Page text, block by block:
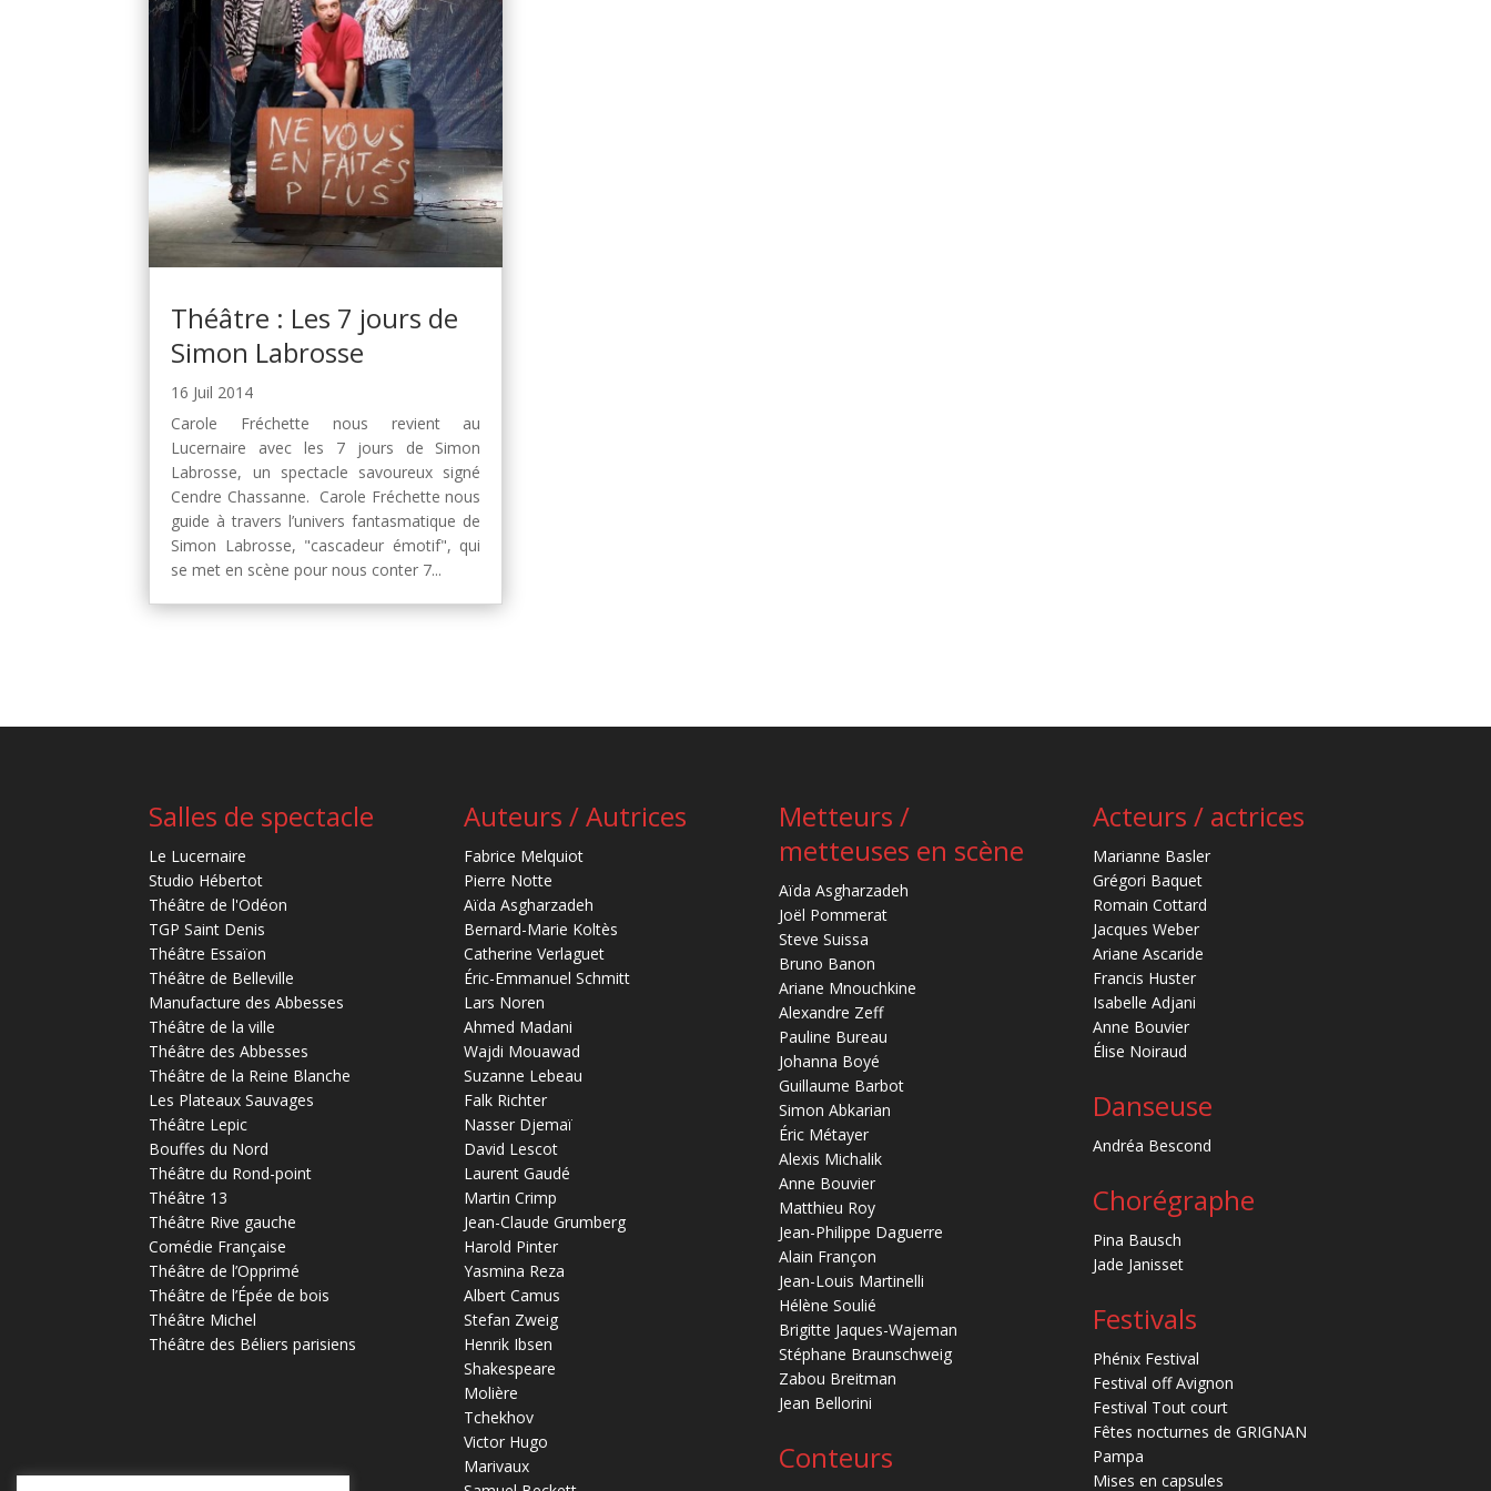
Théâtre : Les 7 jours de
Simon Labrosse
16 Juil 2014
Carole Fréchette nous revient au
Lucernaire avec les 7 jours de Simon
Labrosse, un spectacle savoureux signé
Cendre Chassanne. Carole Fréchette nous
guide à travers l’univers fantasmatique de
Simon Labrosse, "cascadeur émotif", qui
se met en scène pour nous conter 7...
Salles de spectacle
Le Lucernaire
Studio Hébertot
Théâtre de l'Odéon
TGP Saint Denis
Théâtre Essaïon
Théâtre de Belleville
Manufacture des Abbesses
Théâtre de la ville
Théâtre des Abbesses
Théâtre de la Reine Blanche
Les Plateaux Sauvages
Théâtre Lepic
Bouffes du Nord
Théâtre du Rond-point
Théâtre 13
Théâtre Rive gauche
Comédie Française
Théâtre de l’Opprimé
Théâtre de l’Épée de bois
Théâtre Michel
Théâtre des Béliers parisiens
Auteurs / Autrices
Fabrice Melquiot
Pierre Notte
Aïda Asgharzadeh
Bernard-Marie Koltès
Catherine Verlaguet
Éric-Emmanuel Schmitt
Lars Noren
Ahmed Madani
Wajdi Mouawad
Suzanne Lebeau
Falk Richter
Nasser Djemaï
David Lescot
Laurent Gaudé
Martin Crimp
Jean-Claude Grumberg
Harold Pinter
Yasmina Reza
Albert Camus
Stefan Zweig
Henrik Ibsen
Shakespeare
Molière
Tchekhov
Victor Hugo
Marivaux
Metteurs /
metteuses en scène
Aïda Asgharzadeh
Joël Pommerat
Steve Suissa
Bruno Banon
Ariane Mnouchkine
Alexandre Zeff
Pauline Bureau
Johanna Boyé
Guillaume Barbot
Simon Abkarian
Éric Métayer
Alexis Michalik
Anne Bouvier
Matthieu Roy
Jean-Philippe Daguerre
Alain Françon
Jean-Louis Martinelli
Hélène Soulié
Brigitte Jaques-Wajeman
Stéphane Braunschweig
Zabou Breitman
Jean Bellorini
Conteurs
Acteurs / actrices
Marianne Basler
Grégori Baquet
Romain Cottard
Jacques Weber
Ariane Ascaride
Francis Huster
Isabelle Adjani
Anne Bouvier
Élise Noiraud
Danseuse
Andréa Bescond
Chorégraphe
Pina Bausch
Jade Janisset
Festivals
Phénix Festival
Festival off Avignon
Festival Tout court
Fêtes nocturnes de GRIGNAN
Pampa
Mises en capsules